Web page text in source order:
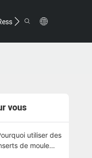
vous
utiliser des
de moule